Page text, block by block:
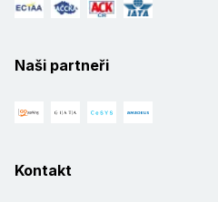
Naši partneři
Kontakt